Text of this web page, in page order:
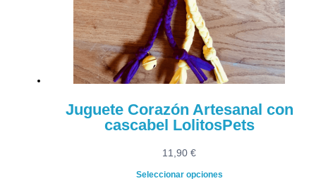
Juguete Corazón Artesanal con
cascabel LolitosPets
11,90 €
Seleccionar opciones